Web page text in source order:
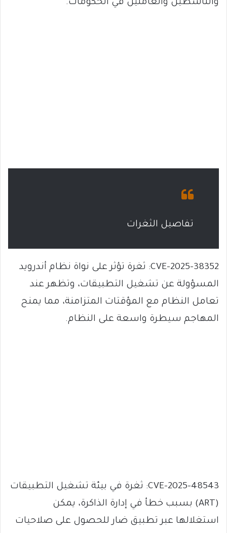
والناشطين والعاملين في الحكومات.
تفاصيل الثغرات
CVE-2025-38352: ثغرة تؤثر على نواة نظام أندرويد
المسؤولة عن تشغيل التطبيقات، وتظهر عند
تعامل النظام مع المؤقتات المتزامنة، مما يمنح
المهاجم سيطرة واسعة على النظام.
CVE-2025-48543: ثغرة في بيئة تشغيل التطبيقات
(ART) بسبب خطأ في إدارة الذاكرة، يمكن
استغلالها عبر تطبيق ضار للحصول على صلاحيات